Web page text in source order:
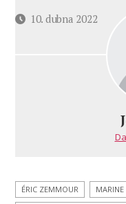
Datum10. dubna 2022
ÉRIC ZEMMOUR